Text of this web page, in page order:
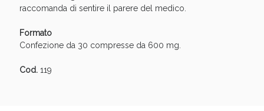
raccomanda di sentire il parere del medico.
Formato
Confezione da 30 compresse da 600 mg.
Cod.119